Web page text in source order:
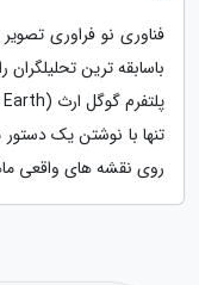
فناوری نو فراوری
باسابقه ترین
تنها با نوشتن یک
روی نقشه های واقعی